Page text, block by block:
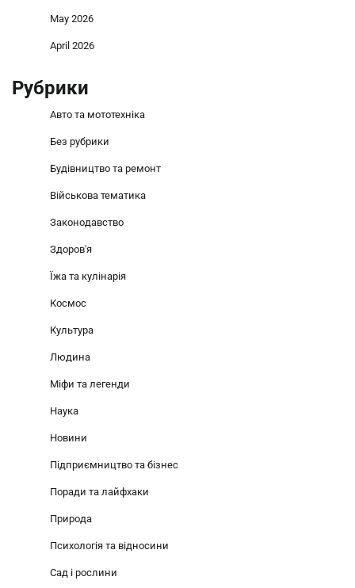
May 2026
April 2026
Рубрики
Авто та мототехніка
Без рубрики
Будівництво та ремонт
Військова тематика
Законодавство
Здоров'я
Їжа та кулінарія
Космос
Культура
Людина
Міфи та легенди
Наука
Новини
Підприємництво та бізнес
Поради та лайфхаки
Природа
Психологія та відносини
Сад і рослини